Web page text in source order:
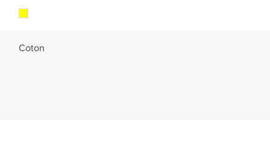
Coton